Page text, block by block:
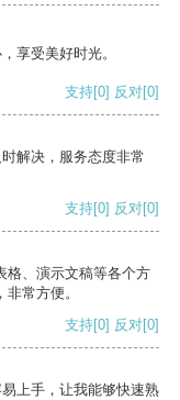
享受美好时光。
支持[0] 反对[0]
解决，服务态度非常
支持[0] 反对[0]
格、演示文稿等各个方
常方便。
支持[0] 反对[0]
上手，让我能够快速熟